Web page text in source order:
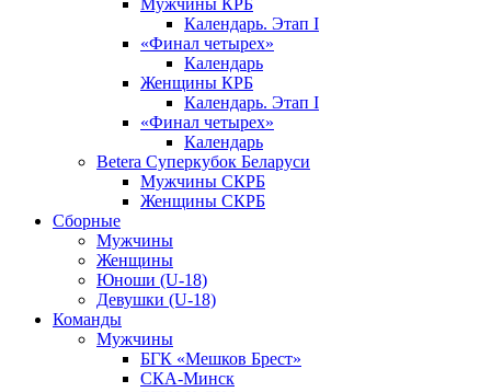
Мужчины КРБ
Календарь. Этап I
«Финал четырех»
Календарь
Женщины КРБ
Календарь. Этап I
«Финал четырех»
Календарь
Betera Суперкубок Беларуси
Мужчины СКРБ
Женщины СКРБ
Сборные
Мужчины
Женщины
Юноши (U-18)
Девушки (U-18)
Команды
Мужчины
БГК «Мешков Брест»
СКА-Минск